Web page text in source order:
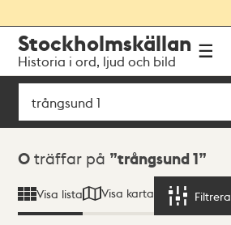
navigationen
huvudinnehållet
Stockholmskällan
Historia i ord, ljud och bild
Sök
Sökresultat
0 träffar på trångsund 1
Visa lista Visa karta Filtrera